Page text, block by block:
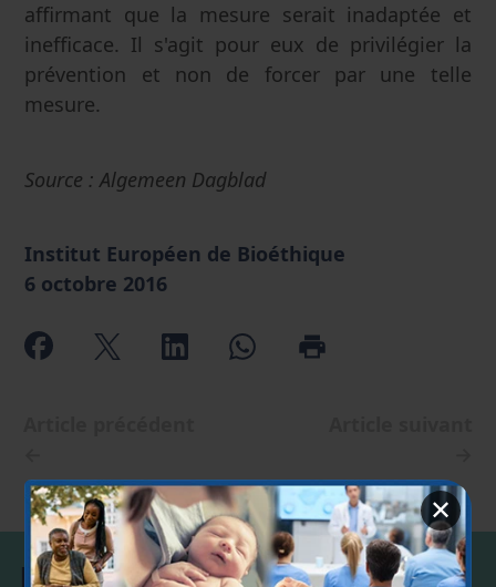
affirmant que la mesure serait inadaptée et
inefficace. Il s'agit pour eux de privilégier la
prévention et non de forcer par une telle
mesure.
Source : Algemeen Dagblad
Institut Européen de Bioéthique
6 octobre 2016
✕
Fertilité et grossesse Début de vie